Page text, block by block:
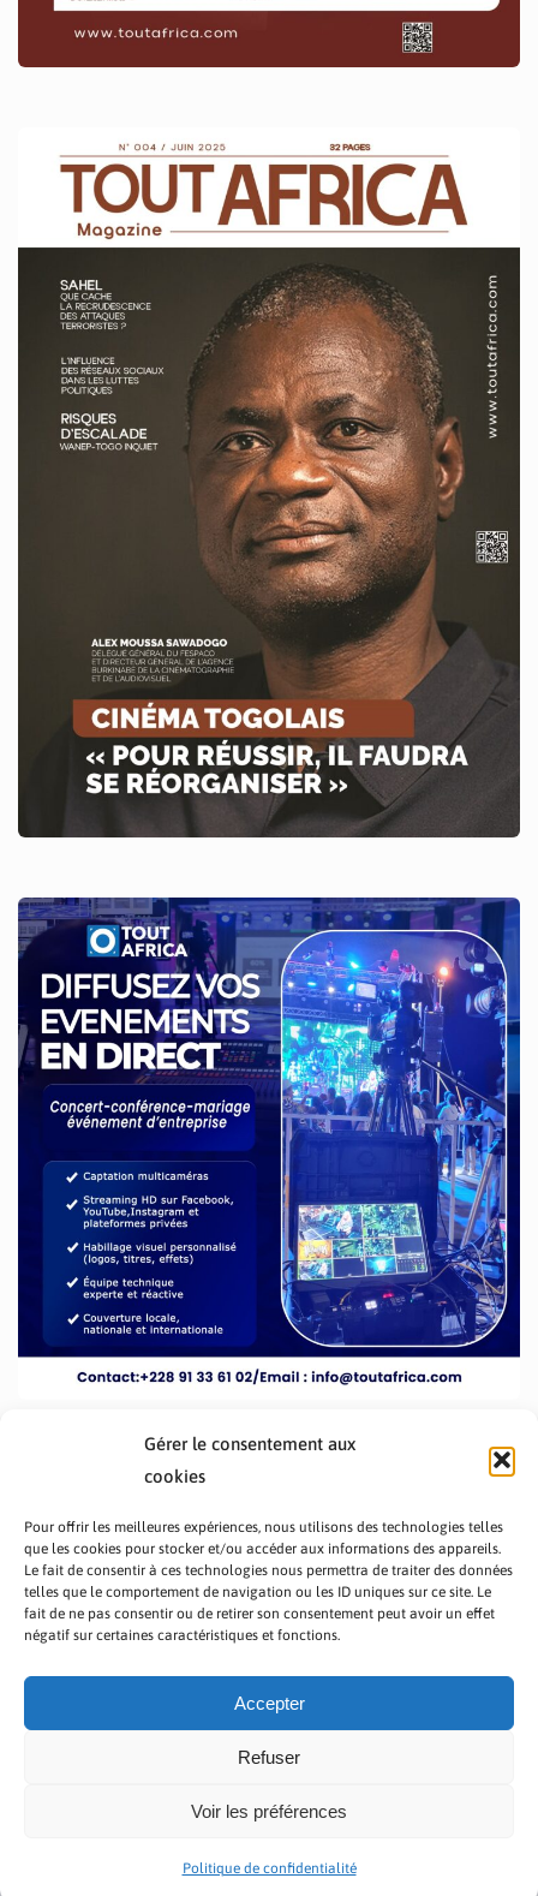
Gérer le consentement aux
cookies
Pour offrir les meilleures expériences, nous utilisons des technologies telles
que les cookies pour stocker et/ou accéder aux informations des appareils.
Le fait de consentir à ces technologies nous permettra de traiter des données
telles que le comportement de navigation ou les ID uniques sur ce site. Le
fait de ne pas consentir ou de retirer son consentement peut avoir un effet
négatif sur certaines caractéristiques et fonctions.
Accepter
Refuser
Voir les préférences
Politique de confidentialité
PRÉSENTATION TOUTAFRICA
A PROPOS
Copyright © 2023 TOUT AFRICA | Made by